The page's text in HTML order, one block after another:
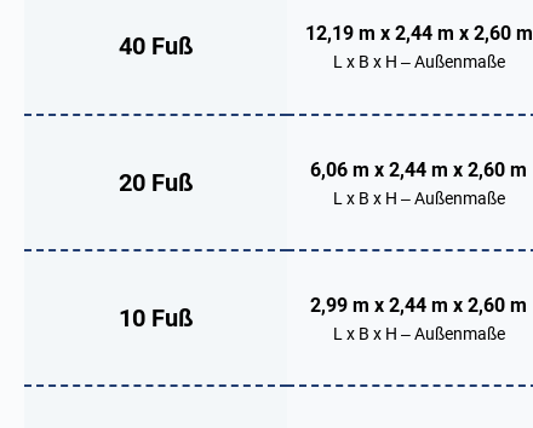
40 Fuß 12,19 m x 2,44 m x 2,60 m
L x B x H – Außenmaße
20 Fuß 6,06 m x 2,44 m x 2,60 m
L x B x H – Außenmaße
10 Fuß 2,99 m x 2,44 m x 2,60 m
L x B x H – Außenmaße